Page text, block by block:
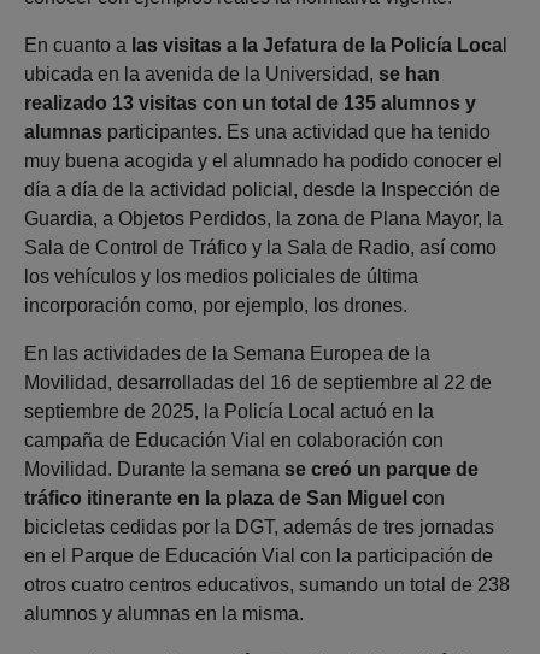
En cuanto a las visitas a la Jefatura de la Policía Loca
ubicada en la avenida de la Universidad, se han
realizado 13 visitas con un total de 135 alumnos y
alumnas participantes. Es una actividad que ha tenido
muy buena acogida y el alumnado ha podido conocer el
día a día de la actividad policial, desde la Inspección de
Guardia, a Objetos Perdidos, la zona de Plana Mayor, la
Sala de Control de Tráfico y la Sala de Radio, así como
los vehículos y los medios policiales de última
incorporación como, por ejemplo, los drones.
En las actividades de la Semana Europea de la
Movilidad, desarrolladas del 16 de septiembre al 22 de
septiembre de 2025, la Policía Local actuó en la
campaña de Educación Vial en colaboración con
Movilidad. Durante la semana se creó un parque de
tráfico itinerante en la plaza de San Miguel con
bicicletas cedidas por la DGT, además de tres jornadas
en el Parque de Educación Vial con la participación de
otros cuatro centros educativos, sumando un total de 238
alumnos y alumnas en la misma.